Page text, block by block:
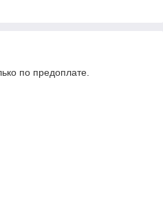
по предоплате.